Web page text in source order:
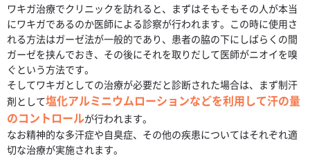
ワキガ治療でクリニックを訪れると、まずはそもそもその人が本当
にワキガであるのか医師による診察が行われます。この時に使用さ
れる方法はガーゼ法が一般的であり、患者の脇の下にしばらくの間
ガーゼを挟んでおき、その後にそれを取りだして医師がニオイを嗅
ぐという方法です。
そしてワキガとしての治療が必要だと診断された場合は、まず制汗
剤として塩化アルミニウムローションなどを利用して汗の量
のコントロールが行われます。
なお精神的な多汗症や自臭症、その他の疾患についてはそれぞれ適
切な治療が実施されます。